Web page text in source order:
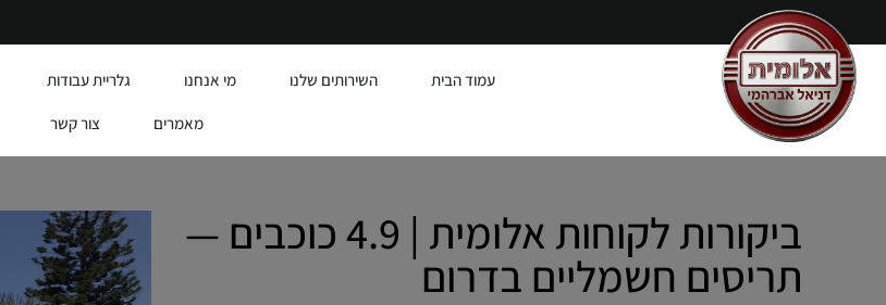
עמוד הבית השירותים שלנו מי אנחנו גלריית עבודות
מאמרים צור קשר
ביקורות לקוחות אלומית | 4.9 כוכבים —
תריסים חשמליים בדרום